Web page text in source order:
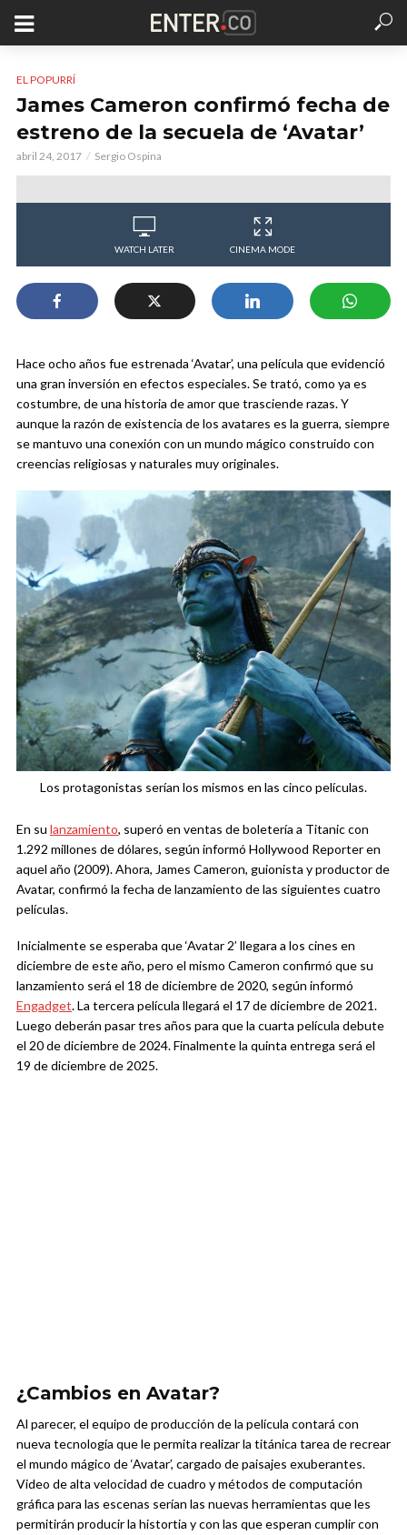
EL POPURRÍ
James Cameron confirmó fecha de
estreno de la secuela de ‘Avatar’
abril 24, 2017 Sergio Ospina
WATCH LATER CINEMA MODE
Hace ocho años fue estrenada ‘Avatar’, una película que evidenció
una gran inversión en efectos especiales. Se trató, como ya es
costumbre, de una historia de amor que trasciende razas. Y
aunque la razón de existencia de los avatares es la guerra, siempre
se mantuvo una conexión con un mundo mágico construido con
creencias religiosas y naturales muy originales.
Los protagonistas serían los mismos en las cinco películas.
En su lanzamiento, superó en ventas de boletería a Titanic con
1.292 millones de dólares, según informó Hollywood Reporter en
aquel año (2009). Ahora, James Cameron, guionista y productor de
Avatar, confirmó la fecha de lanzamiento de las siguientes cuatro
películas.
Inicialmente se esperaba que ‘Avatar 2’ llegara a los cines en
diciembre de este año, pero el mismo Cameron confirmó que su
lanzamiento será el 18 de diciembre de 2020, según informó
Engadget. La tercera película llegará el 17 de diciembre de 2021.
Luego deberán pasar tres años para que la cuarta película debute
el 20 de diciembre de 2024. Finalmente la quinta entrega será el
19 de diciembre de 2025.
¿Cambios en Avatar?
Al parecer, el equipo de producción de la película contará con
nueva tecnología que le permita realizar la titánica tarea de recrear
el mundo mágico de ‘Avatar’, cargado de paisajes exuberantes.
Video de alta velocidad de cuadro y métodos de computación
gráfica para las escenas serían las nuevas herramientas que les
permitirán producir la histortia y con las que esperan cumplir con